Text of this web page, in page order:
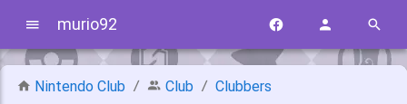
murio92
Nintendo Club Club Clubbers